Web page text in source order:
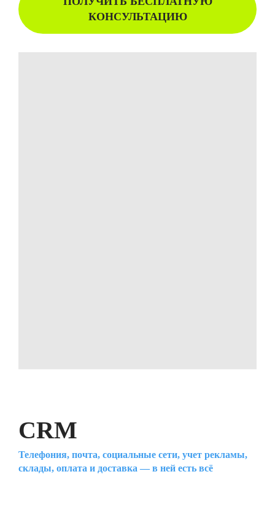
КОНСУЛЬТАЦИЮ
CRM
Телефония, почта, социальные сети, учет рекламы,
склады, оплата и доставка — в ней есть всё